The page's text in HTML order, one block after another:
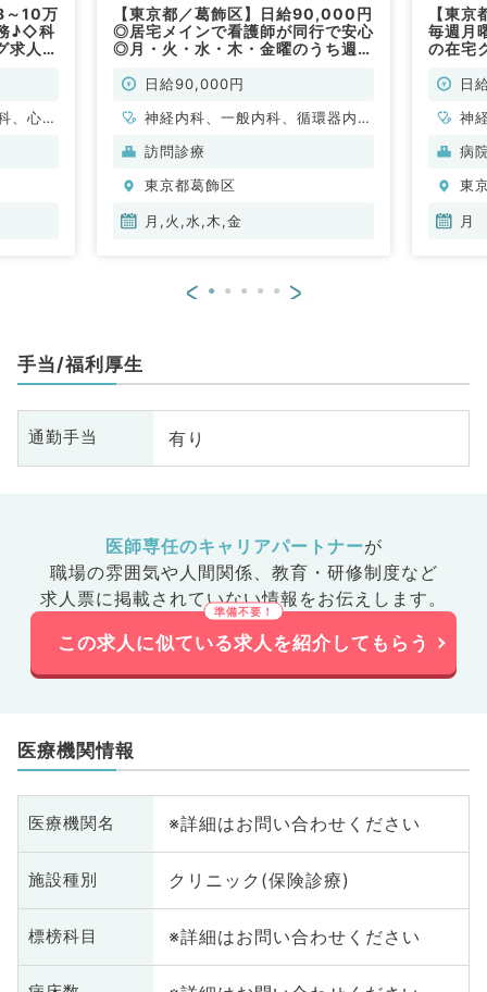
～10万
♪◇科
求人
、心療
器内
般、一
外科、
不問
【東京都／葛飾区】日給90,000円
◎居宅メインで看護師が同行で安心
◎月・火・水・木・金曜のうち週1
療求人です！（内科系／非常勤）
日給90,000円
神経内科、一般内科、循環器内
科、呼吸器内科、消化器内科、内
内科、血液内科、膠原病科
訪問診療
東京都葛飾区
月,火,水,木,金
【東
毎週月
の在宅
日
神
児
鼻
科
病
東
月
< >
手当/福利厚生
通勤手当 有り
医師専任のキャリアパートナーが
職場の雰囲気や人間関係、 教育・研修制度など
求人票に掲載されていない情報をお伝えします。
この求人に似ている求人を紹介してもらう
医療機関情報
医療機関名 ※詳細はお問い合わせください
施設種別 クリニック(保険診療)
標榜科目 ※詳細はお問い合わせください